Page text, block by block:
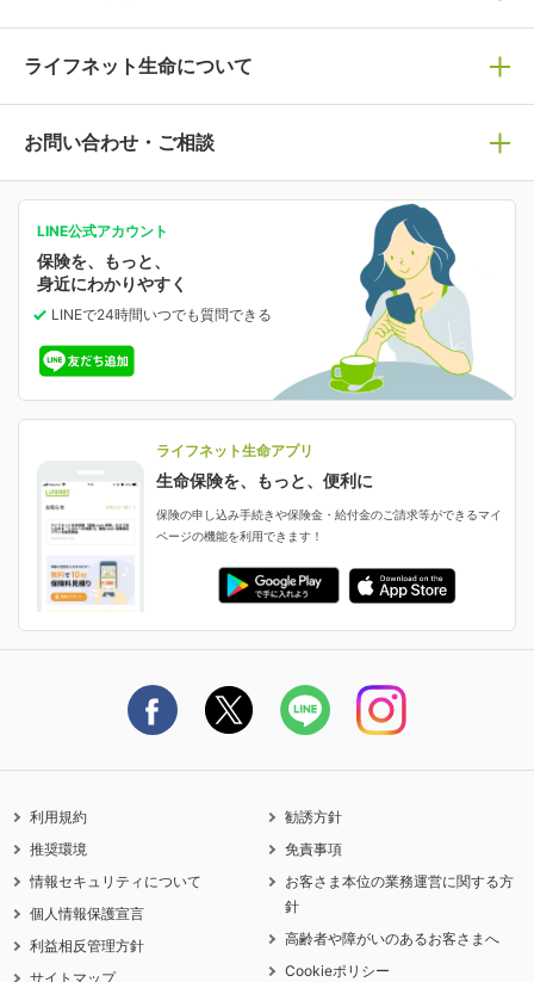
保険の基礎知識や選び方を解説！
人生のステージに必要な保険がわかる！
保険ジャンバラヤ
あなたの人生と保険選びのためのWebメディア
選ばれる理由・評判
ライフネット生命の特長
ライフネット生命が選ばれる理由がわかる！
評判・口コミ
ご契約者さまに聞きました！
申し込みガイド
ご契約の流れと必要書類
保険料の支払い方法
万が一に備える
病気や手術に備える
がん保険
がんに備える
女性保険
女性特有の病気に備える
就業不能保険
就業不能状態に備える
認知症・MCIに備える
マイページログイン
ご契約内容の確認
お客さま情報の確認・変更
保険料の支払い方法の変更
中断したお申し込みの再開
お申し込み後の状況確認
減額・解約・追加契約の申し込み など
ご契約者さま向け各種お手続き・サービス
保険金・給付金のご請求
生命保険料控除に関するご案内
ライフネット生命について
ライフネット生命についてトップ
会社情報
業績・財務情報
保険金等の支払状況
採用情報
生命保険マニフェスト
ライフネット生命のCMページ
ライフネット生命公式note
お問い合わせ・ご相談
保険相談サービス
よくあるご質問
資料請求
LINE公式アカウント
保険を、もっと、
身近にわかりやすく
LINEで24時間いつでも質問できる
ライフネット生命アプリ
生命保険を、もっと、便利に
保険の申し込み手続きや保険金・給付金のご請求等ができるマイ
ページの機能を利用できます！
利用規約
推奨環境
情報セキュリティについて
個人情報保護宣言
利益相反管理方針
サイトマップ
勧誘方針
免責事項
お客さま本位の業務運営に関する方
針
高齢者や障がいのあるお客さまへ
Cookieポリシー